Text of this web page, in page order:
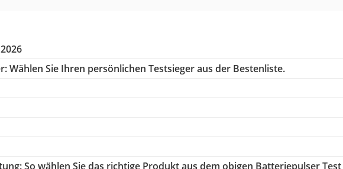
Wählen Sie Ihren persönlichen Testsieger aus der Bestenliste.
: So wählen Sie das richtige Produkt aus dem obigen Batteriepulser